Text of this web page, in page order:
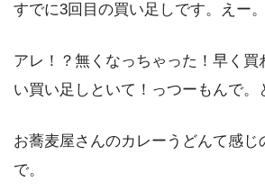
すでに3回目の買い足しです。えー。
アレ！？無くなっちゃった！早く買
い買い足しといて！っつーもんで。
お蕎麦屋さんのカレーうどんて感じ
で。